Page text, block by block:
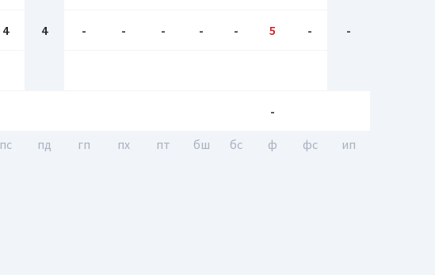
4 4 - - - - - 5 - -
-
пс пд гп пх пт бш бc ф фс ип